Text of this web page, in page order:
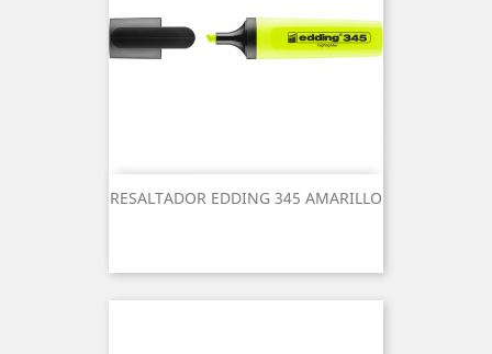
RESALTADOR EDDING 345 AMARILLO